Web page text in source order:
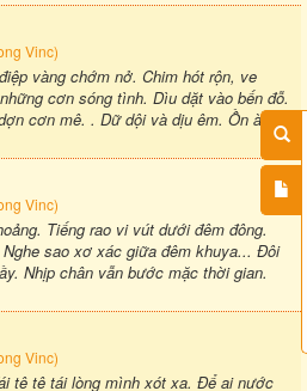
Vinc)
vàng chớm nở. Chim hót rộn, ve
cơn sóng tình. Dìu dặt vào bến đỗ.
cơn mê. . Dữ dội và dịu êm. Ồn ào và
Vinc)
Tiếng rao vi vút dưới đêm đông.
sao xơ xác giữa đêm khuya... Đôi
Nhịp chân vẫn bước mặc thời gian.
Vinc)
tê tê tái lòng mình xót xa. Để ai nước